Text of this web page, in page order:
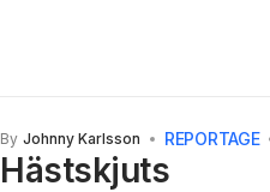
By Johnny Karlsson REPORTAGE
Hästskjuts